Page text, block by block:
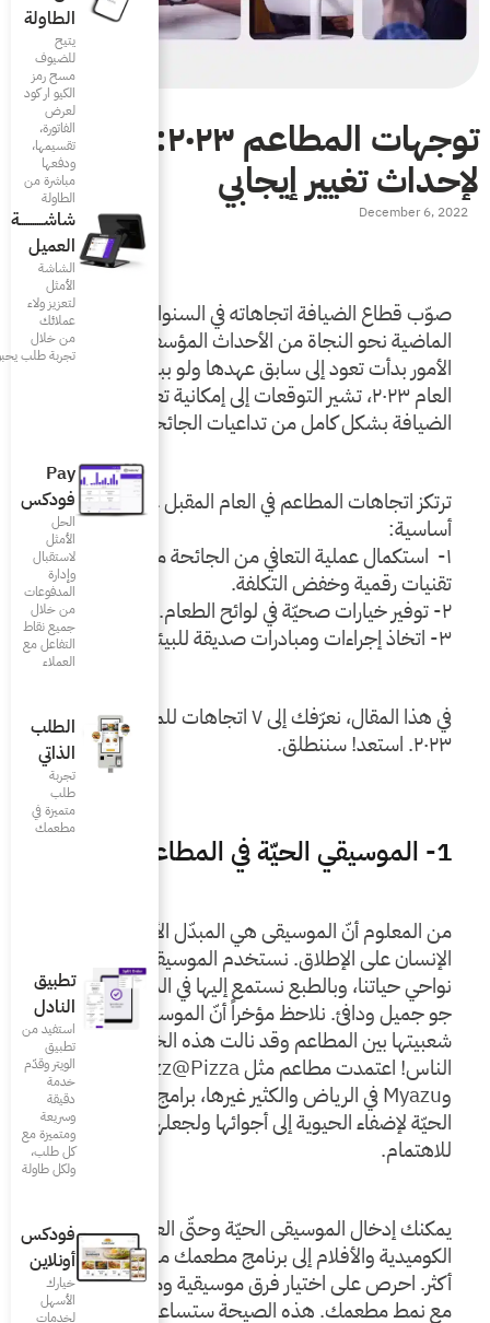
الطاولة
يتيح
الفاتورة،
تقسيمها،
ودفعها
مباشرة من
الطاولة
لتعزيز ولاء
عملائك
من خلال
تجربة طلب يحبونها
فودكس
لاستقبال
وإدارة
المدفوعات
من خلال
جميع نقاط
التفاعل مع
الطلب
الذاتي
تطبيق
النادل
استفيد من
تطبيق
الويتر وقدّم
خدمة
دقيقة
وسريعة
ومتميزة مع
فودكس
أونلاين
خيارك
الأسهل
لخدمات
توجهات المطاعم ٢٠٢٣: ٧ خطوات
صوّب قطاع الضيافة اتجاهاته في السنوات القليلة
الماضية نحو النجاة من الأحداث المؤسفة الأخيرة. لكن
الأمور بدأت تعود إلى سابق عهدها ولو ببطء. مع قدوم
العام ٢٠٢٣، تشير التوقعات إلى إمكانية تعافي قطاع
الجائحة.
ترتكز اتجاهات المطاعم في العام المقبل على ٣ أولويات
١-  استكمال عملية التعافي من الجائحة من خلال اعتماد
في هذا المقال، نعرّفك إلى ٧ اتجاهات للمطاعم في العام
من المعلوم أنّ الموسيقى هي المبدّل الأسرع لمزاج
الإنسان على الإطلاق. نستخدم الموسيقى في شتّى
نواحي حياتنا، وبالطبع نستمع إليها في المطاعم لصنع
جو جميل ودافئ. نلاحظ مؤخراً أنّ الموسيقى الحيّة تزداد
شعبيتها بين المطاعم وقد نالت هذه الخطوة إعجاب
الناس! اعتمدت مطاعم مثل Jazz@Pizza في دبي
وMyazu في الرياض والكثير غيرها، برامج للموسيقى
الحيّة لإضفاء الحيوية إلى أجوائها ولجعلها مثيرة
الكوميدية والأفلام إلى برنامج مطعمك مرّة في الأسبوع أو
أكثر. احرص على اختيار فرق موسيقية ومؤدّين يتماشون
مع نمط مطعمك. هذه الصيحة ستساعدك على